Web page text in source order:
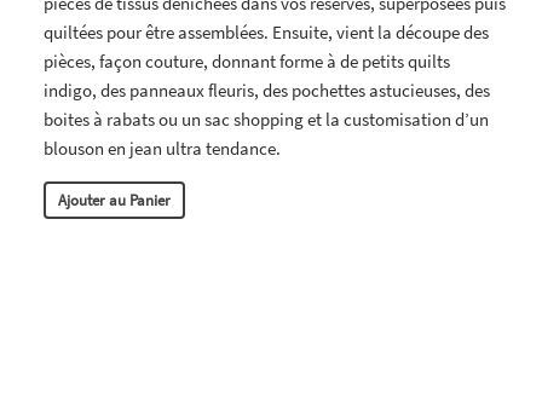
quiltées pour être assemblées. Ensuite, vient la découpe des
pièces, façon couture, donnant forme à de petits quilts
indigo, des panneaux fleuris, des pochettes astucieuses, des
boites à rabats ou un sac shopping et la customisation d’un
blouson en jean ultra tendance.
Ajouter au Panier